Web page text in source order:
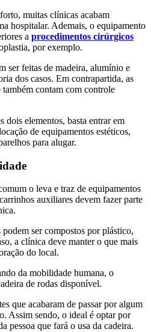
muitas clínicas acabam
hospitalar. Ademais, o equipamento
a procedimentos cirúrgicos
por exemplo.
ser feitas de madeira, alumínio e
dos casos. Em contrapartida, as
também contam com controle
dois elementos, basta entrar em
de equipamentos estéticos,
para alugar.
o leva e traz de equipamentos
auxiliares devem fazer parte
ser compostos por plástico,
a clínica deve manter o que mais
do local.
da mobilidade humana, o
de rodas disponível.
que acabaram de passar por algum
Assim sendo, o ideal é optar por
pessoa que fará o usa da cadeira.